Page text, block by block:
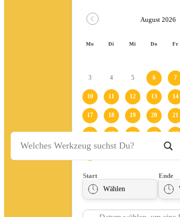
Baustellenabsicherung
Transporter